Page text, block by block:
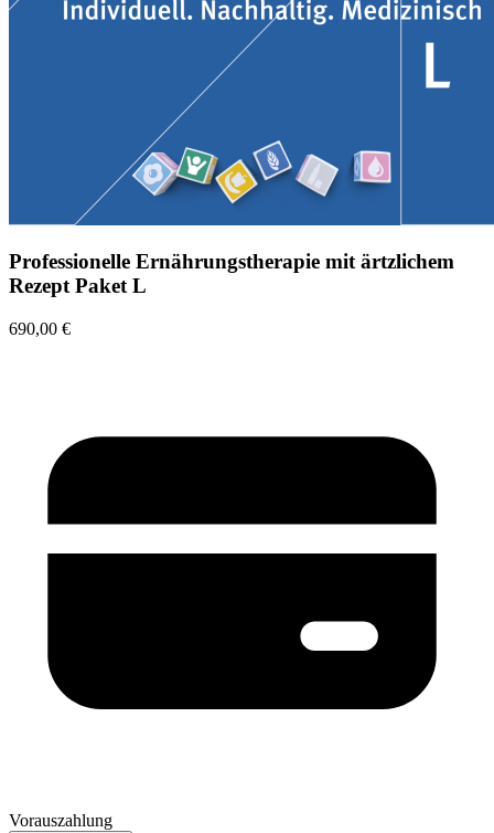
Professionelle Ernährungstherapie mit ärtzlichem
Rezept Paket L
690,00 €
Vorauszahlung